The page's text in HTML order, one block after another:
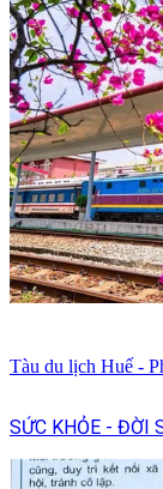
Tàu du lịch Huế -
SỨC KHỎE - ĐỜI